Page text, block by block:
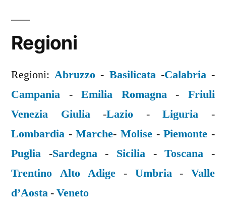
Regioni
Regioni:Abruzzo - Basilicata-Calabria-
Campania -Emilia Romagna-Friuli
Venezia Giulia-Lazio -Liguria -
Lombardia -Marche-Molise -Piemonte -
Puglia -Sardegna- Sicilia -Toscana -
Trentino Alto Adige - Umbria-Valle
d’Aosta-Veneto